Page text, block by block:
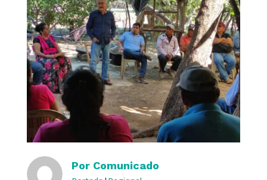
Por Comunicado